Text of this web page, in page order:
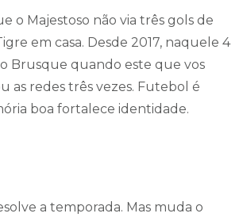
o Majestoso não via três gols de
em casa. Desde 2017, naquele 4
Brusque quando este que vos
as redes três vezes. Futebol é
boa fortalece identidade.
a temporada. Mas muda o